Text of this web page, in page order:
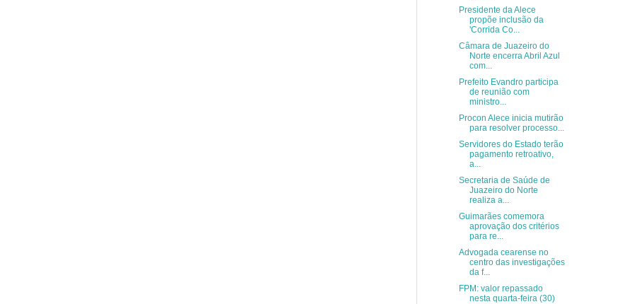
Presidente da Alece
propõe inclusão da
'Corrida Co...
Câmara de Juazeiro do
Norte encerra Abril Azul
com...
Prefeito Evandro participa
de reunião com
ministro...
Procon Alece inicia mutirão
para resolver processo...
Servidores do Estado terão
pagamento retroativo,
a...
Secretaria de Saúde de
Juazeiro do Norte
realiza a...
Guimarães comemora
aprovação dos critérios
para re...
Advogada cearense no
centro das investigações
da f...
FPM: valor repassado
nesta quarta-feira (30)